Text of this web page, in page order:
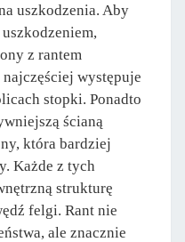
uszkodzenia. Aby
z rantem
występuje
stopki. Ponadto
ścianą
która bardziej
Każde z tych
strukturę
felgi. Rant nie
ale znacznie